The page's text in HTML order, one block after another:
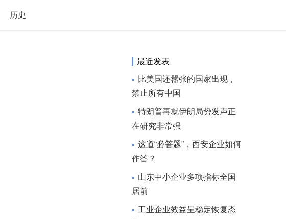
历史
最近发表
比美国还嚣张的国家出现，
禁止所有中国
特朗普再就伊朗局势发声正
在研究非常强
这道“必答题”，西安企业如何
作答？
山东中小企业多项指标全国
居前
工业企业效益呈稳定恢复态